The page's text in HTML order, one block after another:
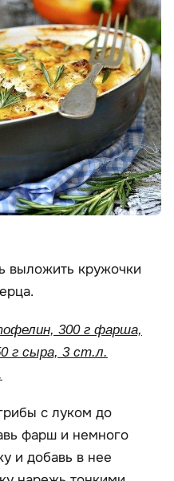
кружочки
300 г фарша,
г сыра, 3 ст.л.
с луком до
фарш и немного
и добавь в нее